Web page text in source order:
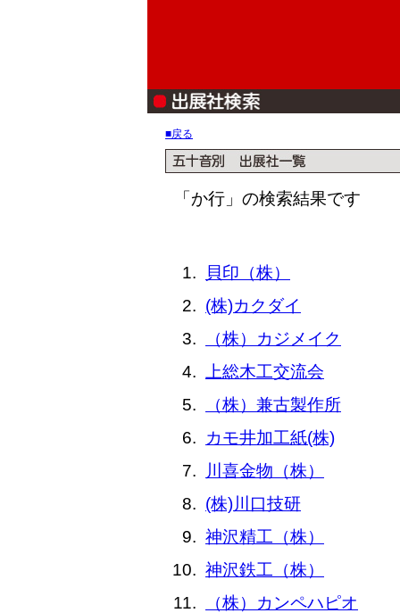
■戻る
「か行」の検索結果です
貝印（株）
(株)カクダイ
（株）カジメイク
上総木工交流会
（株）兼古製作所
カモ井加工紙(株)
川喜金物（株）
(株)川口技研
神沢精工（株）
神沢鉄工（株）
（株）カンペハピオ